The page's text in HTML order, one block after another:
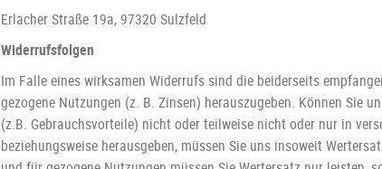
Erlacher Straße 19a, 97320 Sulzfeld
Widerrufsfolgen
Im Falle eines wirksamen Widerrufs sind die beiderseits
gezogene Nutzungen (z. B. Zinsen) herauszugeben. Können Sie
(z.B. Gebrauchsvorteile) nicht oder teilweise nicht oder nur in
beziehungsweise herausgeben, müssen Sie uns insoweit